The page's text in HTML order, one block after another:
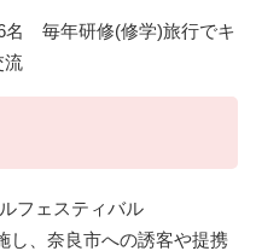
毎年研修(修学)旅行でキ
流
フェスティバル
し、奈良市への誘客や提携